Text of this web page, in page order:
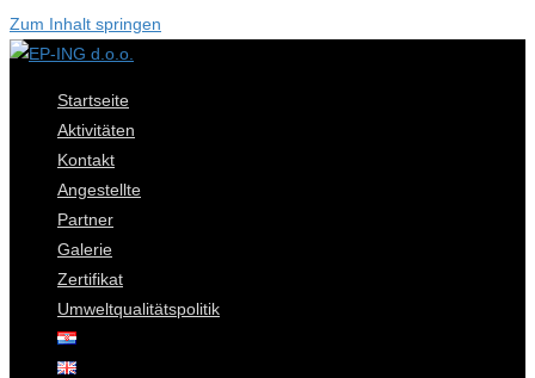
Zum Inhalt springen
Startseite
Aktivitäten
Kontakt
Angestellte
Partner
Galerie
Zertifikat
Umweltqualitätspolitik